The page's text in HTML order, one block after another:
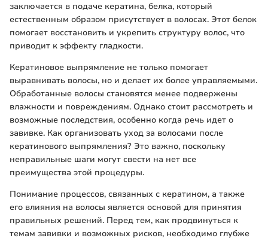
заключается в подаче кератина, белка, который
естественным образом присутствует в волосах. Этот белок
помогает восстановить и укрепить структуру волос, что
приводит к эффекту гладкости.
Кератиновое выпрямление не только помогает
выравнивать волосы, но и делает их более управляемыми.
Обработанные волосы становятся менее подвержены
влажности и повреждениям. Однако стоит рассмотреть и
возможные последствия, особенно когда речь идет о
завивке. Как организовать уход за волосами после
кератинового выпрямления? Это важно, поскольку
неправильные шаги могут свести на нет все
преимущества этой процедуры.
Понимание процессов, связанных с кератином, а также
его влияния на волосы является основой для принятия
правильных решений. Перед тем, как продвинуться к
темам завивки и возможных рисков, необходимо глубже